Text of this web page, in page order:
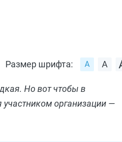
Размер шрифта:
Но вот чтобы в
организации —